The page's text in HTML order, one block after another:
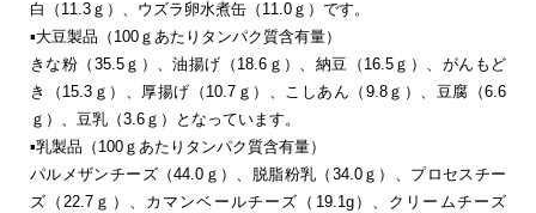
白（11.3ｇ）、ウズラ卵水煮缶（11.0ｇ）です。
▪大豆製品（100ｇあたりタンパク質含有量）
きな粉（35.5ｇ）、油揚げ（18.6ｇ）、納豆（16.5ｇ）、がんもど
き（15.3ｇ）、厚揚げ（10.7ｇ）、こしあん（9.8ｇ）、豆腐（6.6
ｇ）、豆乳（3.6ｇ）となっています。
▪乳製品（100ｇあたりタンパク質含有量）
パルメザンチーズ（44.0ｇ）、脱脂粉乳（34.0ｇ）、プロセスチー
ズ（22.7ｇ）、カマンベールチーズ（19.1g）、クリームチーズ